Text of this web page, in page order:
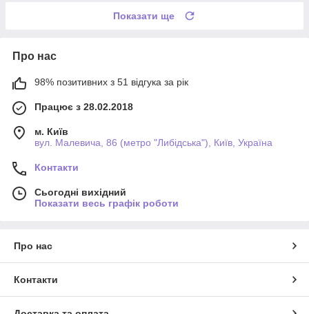
Показати ще
Про нас
98% позитивних з 51 відгука за рік
Працює з 28.02.2018
м. Київ
вул. Малевича, 86 (метро "Либідська"), Київ, Україна
Контакти
Сьогодні вихідний
Показати весь графік роботи
Про нас
Контакти